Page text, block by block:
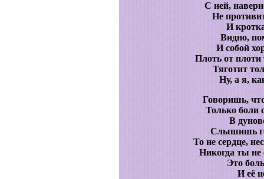
С ней,
Не
И
Видно,
И собой
Плоть от плоти
Тяготит
Ну, а я,
Говоришь,
Только боли
В
Слышишь
То не сердце,
Никогда ты
Это
И её